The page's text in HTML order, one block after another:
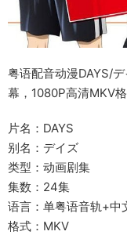
粤语配音动漫DAYS/
幕，1080P高清MKV格
片名：DAYS
别名：デイズ
类型：动画剧集
集数：24集
语言：单粤语音轨+中
格式：MKV